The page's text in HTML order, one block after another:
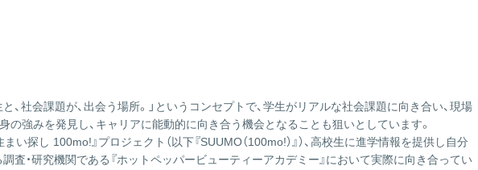
と、社会課題が、出会う場所。」というコンセプトで、学生がリアルな社会課題に向き合い、現場
強みを発見し、キャリアに能動的に向き合う機会となることも狙いとしています。
い探し 100mo!』プロジェクト（以下『SUUMO（100mo!）』）、高校生に進学情報を提供し自分
査・研究機関である 『ホットペッパービューティーアカデミー』において実際に向き合ってい
デ
ィ
ン
グ